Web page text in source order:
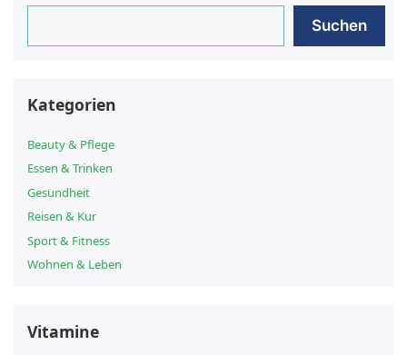
Suchen
Kategorien
Beauty & Pflege
Essen & Trinken
Gesundheit
Reisen & Kur
Sport & Fitness
Wohnen & Leben
Vitamine